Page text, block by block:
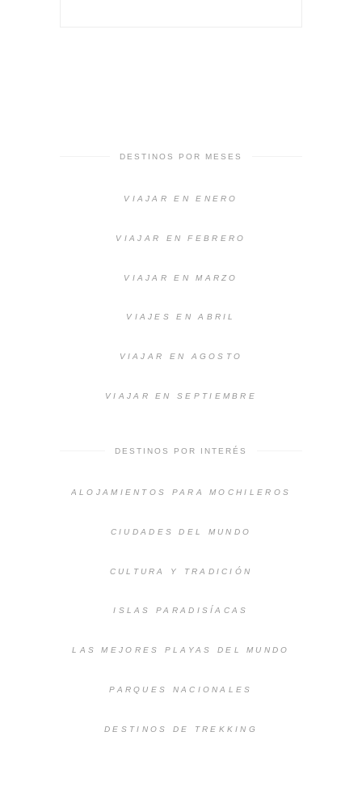
DESTINOS POR MESES
VIAJAR EN ENERO
VIAJAR EN FEBRERO
VIAJAR EN MARZO
VIAJES EN ABRIL
VIAJAR EN AGOSTO
VIAJAR EN SEPTIEMBRE
DESTINOS POR INTERÉS
ALOJAMIENTOS PARA MOCHILEROS
CIUDADES DEL MUNDO
CULTURA Y TRADICIÓN
ISLAS PARADISÍACAS
LAS MEJORES PLAYAS DEL MUNDO
PARQUES NACIONALES
DESTINOS DE TREKKING